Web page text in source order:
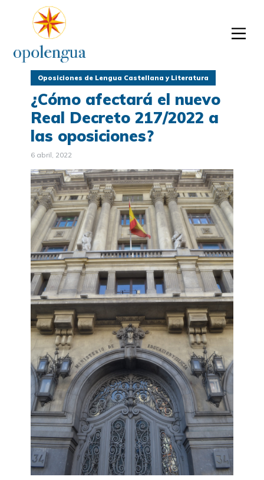
Oposiciones de Lengua Castellana y Literatura
¿Cómo afectará el nuevo
Real Decreto 217/2022 a
las oposiciones?
6 abril, 2022